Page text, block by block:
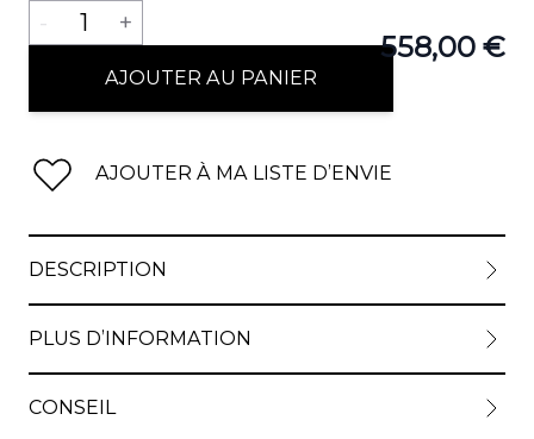
558,00 €
Quantité
- 1 +
AJOUTER AU PANIER
AJOUTER À MA LISTE D’ENVIE
DESCRIPTION
PLUS D’INFORMATION
CONSEIL